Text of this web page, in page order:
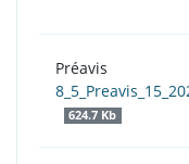
Préavis
624.7 Kb